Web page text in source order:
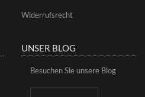
Widerrufsrecht
UNSER BLOG
Besuchen Sie unsere Blog